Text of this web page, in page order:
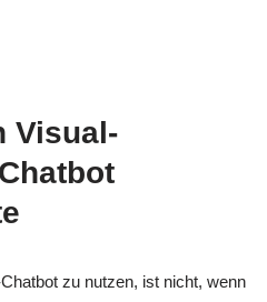
Visual-
zu nutzen, ist nicht, wenn